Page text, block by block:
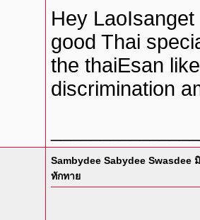
Hey
good Thai
the thaiEsan
discrimination
Sambydee Sabydee
ทักทาย